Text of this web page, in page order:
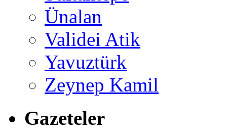
Ünalan
Validei Atik
Yavuztürk
Zeynep Kamil
Gazeteler